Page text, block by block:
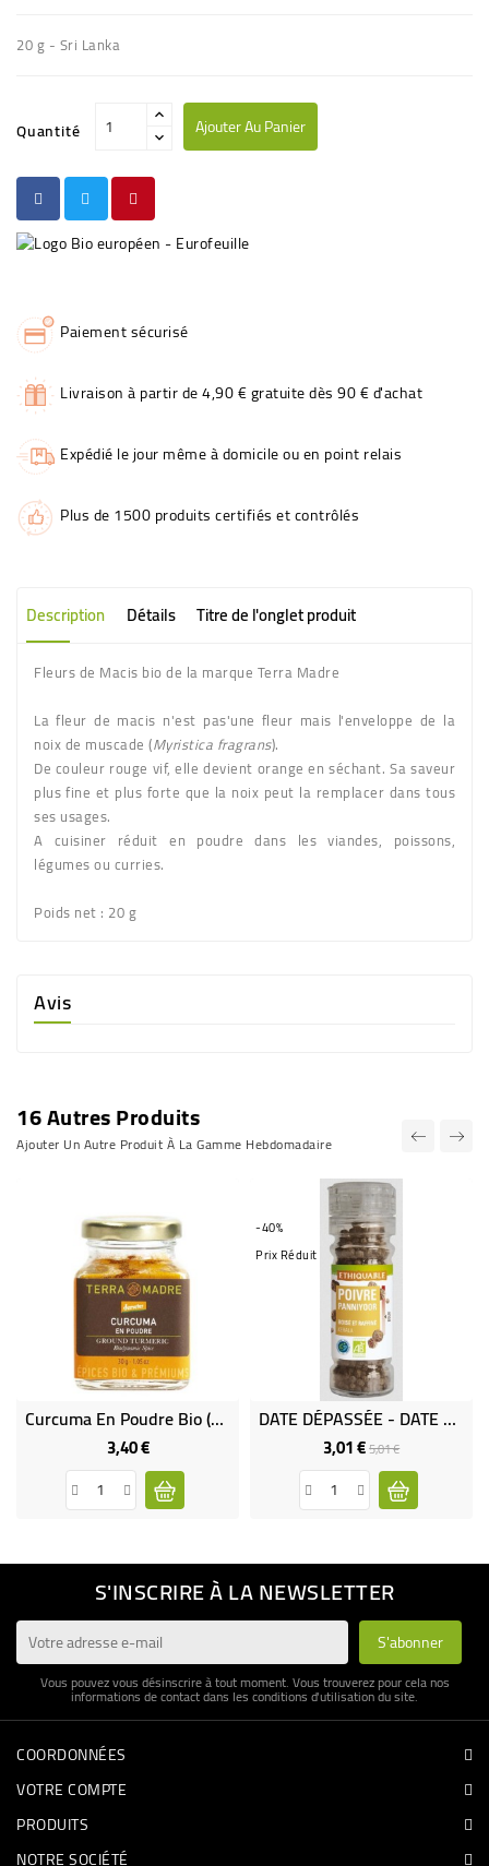
20 g - Sri Lanka
Quantité Ajouter Au Panier
Paiement sécurisé
Livraison à partir de 4,90 € gratuite dès 90 € d'achat
Expédié le jour même à domicile ou en point relais
Plus de 1500 produits certifiés et contrôlés
Description Détails Titre de l'onglet produit
Fleurs de Macis bio de la marque Terra Madre
La fleur de macis n'est pas'une fleur mais l'enveloppe de la
noix de muscade (Myristica fragrans).
De couleur rouge vif, elle devient orange en séchant. Sa saveur
plus fine et plus forte que la noix peut la remplacer dans tous
ses usages.
A cuisiner réduit en poudre dans les viandes, poissons,
légumes ou curries.
Poids net : 20 g
Avis
16 Autres Produits
Ajouter Un Autre Produit À La Gamme Hebdomadaire
Curcuma En Poudre Bio (petit Pot)
3,40 €Prix
-40%
Prix Réduit
DATE DÉPASSÉE - DATE DÉPASSÉE - Poivre Panniyoor Bio & Équitable
3,01 €Prix
de
base
5,01 €Prix
S'INSCRIRE À LA NEWSLETTER
Vous pouvez vous désinscrire à tout moment. Vous trouverez pour cela nos
informations de contact dans les conditions d'utilisation du site.
COORDONNÉES
VOTRE COMPTE
PRODUITS
NOTRE SOCIÉTÉ